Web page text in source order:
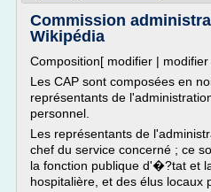
Commission
Wikipédia
Composition[ modifier | modifier
Les CAP sont composées en
représentants de
personnel.
Les représentants de
chef du service concerné ; ce
la fonction publique d'�?tat et
hospitalière, et des élus locaux